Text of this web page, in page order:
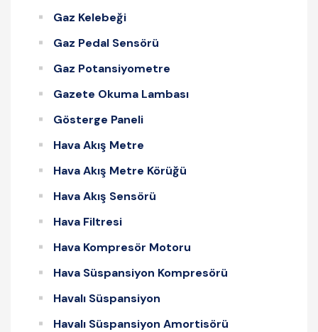
Gaz Kelebeği
Gaz Pedal Sensörü
Gaz Potansiyometre
Gazete Okuma Lambası
Gösterge Paneli
Hava Akış Metre
Hava Akış Metre Körüğü
Hava Akış Sensörü
Hava Filtresi
Hava Kompresör Motoru
Hava Süspansiyon Kompresörü
Havalı Süspansiyon
Havalı Süspansiyon Amortisörü